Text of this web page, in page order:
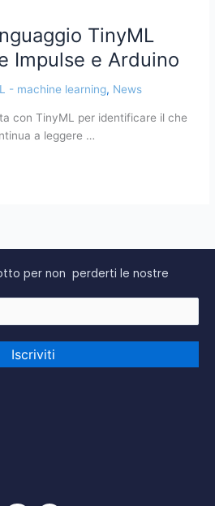
TinyML
Impulse e Arduino
- machine learning, News
con TinyML per identificare il che
a leggere …
per non perderti le nostre